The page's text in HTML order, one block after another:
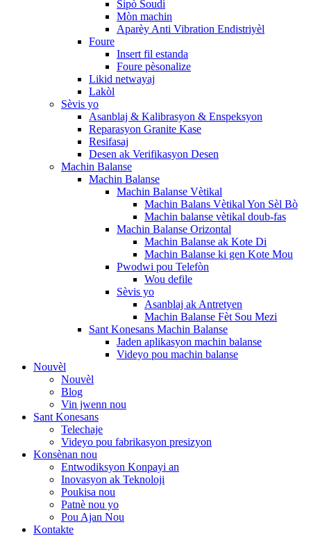
Sipò Soudi
Mòn machin
Aparèy Anti Vibration Endistriyèl
Foure
Insert fil estanda
Foure pèsonalize
Likid netwayaj
Lakòl
Sèvis yo
Asanblaj & Kalibrasyon & Enspeksyon
Reparasyon Granite Kase
Resifasaj
Desen ak Verifikasyon Desen
Machin Balanse
Machin Balanse
Machin Balanse Vètikal
Machin Balans Vètikal Yon Sèl Bò
Machin balanse vètikal doub-fas
Machin Balanse Orizontal
Machin Balanse ak Kote Di
Machin Balanse ki gen Kote Mou
Pwodwi pou Telefòn
Wou defile
Sèvis yo
Asanblaj ak Antretyen
Machin Balanse Fèt Sou Mezi
Sant Konesans Machin Balanse
Jaden aplikasyon machin balanse
Videyo pou machin balanse
Nouvèl
Nouvèl
Blog
Vin jwenn nou
Sant Konesans
Telechaje
Videyo pou fabrikasyon presizyon
Konsènan nou
Entwodiksyon Konpayi an
Inovasyon ak Teknoloji
Poukisa nou
Patnè nou yo
Pou Ajan Nou
Kontakte